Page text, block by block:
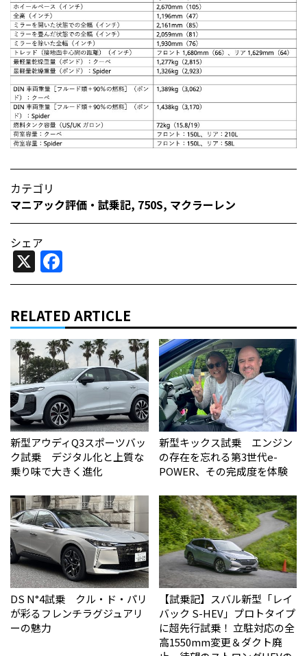
カテゴリ
マニアック評価・試乗記, 750S, マクラーレン
シェア
X
RELATED ARTICLE
新型アウディQ3スポーツバッ
ク試乗 デジタル化と上質な
乗り味で大きく進化
新型キックス試乗 エンジン
の存在を忘れる第3世代e-
POWER、その完成度を体験
DS N°4試乗 クル・ド・パリ
が彩るフレンチラグジュアリ
ーの魅力
【試乗記】スバル新型「レイ
バック S-HEV」プロトタイプ
に超先行試乗！ 立駐対応の全
高1550mm変更＆ダクト廃